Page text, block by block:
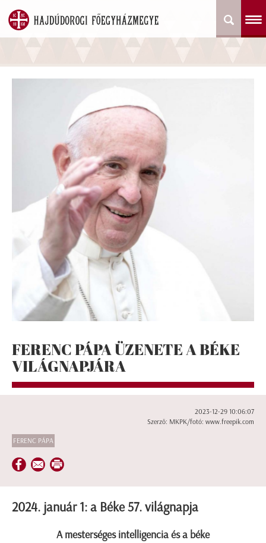
FERENC PÁPA ÜZENETE A BÉKE
VILÁGNAPJÁRA
2023-12-29 10:06:07
Szerző: MKPK/fotó: www.freepik.com
FERENC PÁPA
2024. január 1: a Béke 57. világnapja
A mesterséges intelligencia és a béke